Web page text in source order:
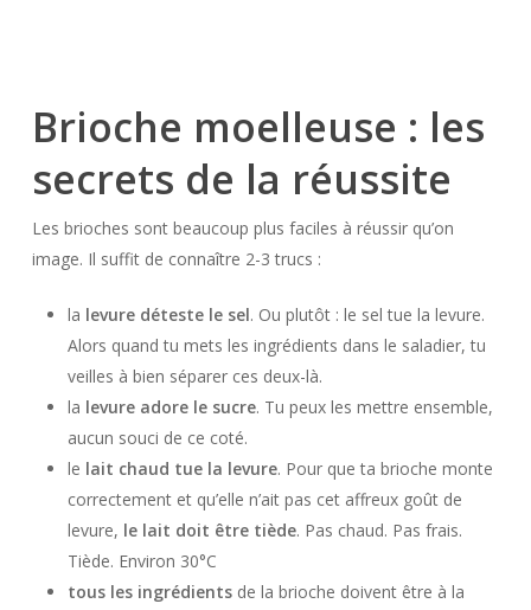
Brioche moelleuse : les
secrets de la réussite
Les brioches sont beaucoup plus faciles à réussir qu’on
image. Il suffit de connaître 2-3 trucs :
la levure déteste le sel. Ou plutôt : le sel tue la levure.
Alors quand tu mets les ingrédients dans le saladier, tu
veilles à bien séparer ces deux-là.
la levure adore le sucre. Tu peux les mettre ensemble,
aucun souci de ce coté.
le lait chaud tue la levure. Pour que ta brioche monte
correctement et qu’elle n’ait pas cet affreux goût de
levure, le lait doit être tiède. Pas chaud. Pas frais.
Tiède. Environ 30°C
tous les ingrédientsde la brioche doivent être à la